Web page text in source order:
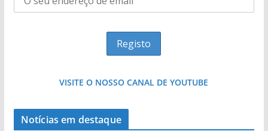
VISITE O NOSSO CANAL DE YOUTUBE
Notícias em destaque